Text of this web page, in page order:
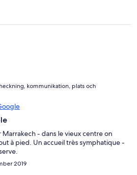
pièce avec en plus une cheminée.
confortable. Pour 10 personnes le
pour peu que l'on soit en période
fermé.
kommunikation, plats och
- dans le vieux centre on
à pied. Un accueil très symphatique -
2019